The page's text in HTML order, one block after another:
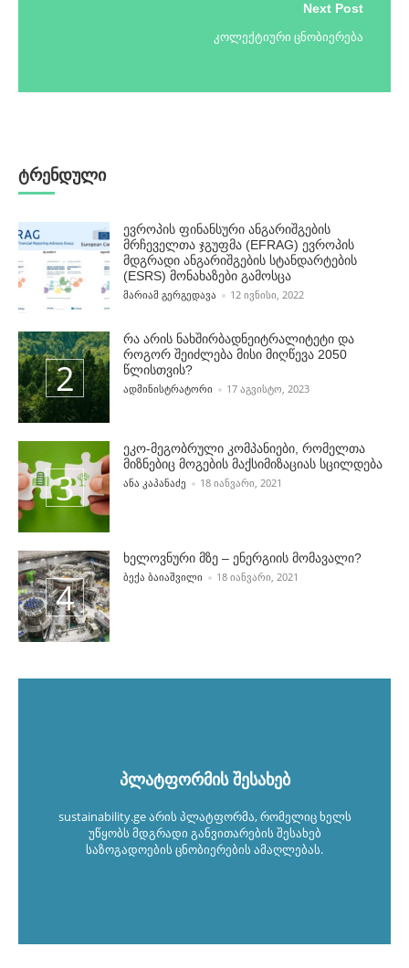
Next Post
კოლექტიური ცნობიერება
ტრენდული
ევროპის ფინანსური ანგარიშგების
მრჩეველთა ჯგუფმა (EFRAG) ევროპის
მდგრადი ანგარიშგების სტანდარტების
(ESRS) მონახაზები გამოსცა
POSTED BY
ᲛᲐᲠᲘᲐᲛ ᲒᲔᲠᲒᲔᲓᲐᲕᲐ 12 ᲘᲕᲜᲘᲡᲘ, 2022
რა არის ნახშირბადნეიტრალიტეტი და
როგორ შეიძლება მისი მიღწევა 2050
წლისთვის?
POSTED BY
ᲐᲓᲛᲘᲜᲘᲡᲢᲠᲐᲢᲝᲠᲘ 17 ᲐᲒᲕᲘᲡᲢᲝ, 2023
ეკო-მეგობრული კომპანიები, რომელთა
მიზნებიც მოგების მაქსიმიზაციას სცილდება
POSTED BY
ᲐᲜᲐ ᲙᲐᲞᲐᲜᲐᲫᲔ 18 ᲘᲐᲜᲕᲐᲠᲘ, 2021
ხელოვნური მზე – ენერგიის მომავალი?
POSTED BY
ᲑᲔᲥᲐ ᲑᲐᲘᲐᲨᲕᲘᲚᲘ 18 ᲘᲐᲜᲕᲐᲠᲘ, 2021
პლატფორმის შესახებ
sustainability.ge არის პლატფორმა, რომელიც ხელს
უწყობს მდგრადი განვითარების შესახებ
საზოგადოების ცნობიერების ამაღლებას.